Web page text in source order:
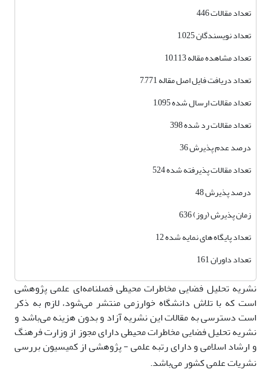
تعداد مقالات 446
تعداد نویسندگان 1,025
تعداد مشاهده مقاله 10,113
تعداد دریافت فایل اصل مقاله 7,771
تعداد مقالات ارسال شده 1,095
تعداد مقالات رد شده 398
درصد عدم پذیرش 36
تعداد مقالات پذیرفته شده 524
درصد پذیرش 48
زمان پذیرش (روز) 636
تعداد پایگاه های نمایه شده 12
تعداد داوران 161
نشریه تحلیل فضایی مخاطرات محیطی فصلنامه‌ای علمی پژوهشی
است که با تلاش دانشگاه خوارزمی منتشر می‌شود، لازم به ذکر
است دسترسی به مقالات این نشریه آزاد و بدون هزینه می‌باشد و
نشریه تحلیل فضایی مخاطرات محیطی دارای مجوز از وزارت فرهنگ
و ارشاد اسلامی و دارای رتبه علمی - پژوهشی از کمیسیون بررسی
نشریات علمی کشور می‌باشد.